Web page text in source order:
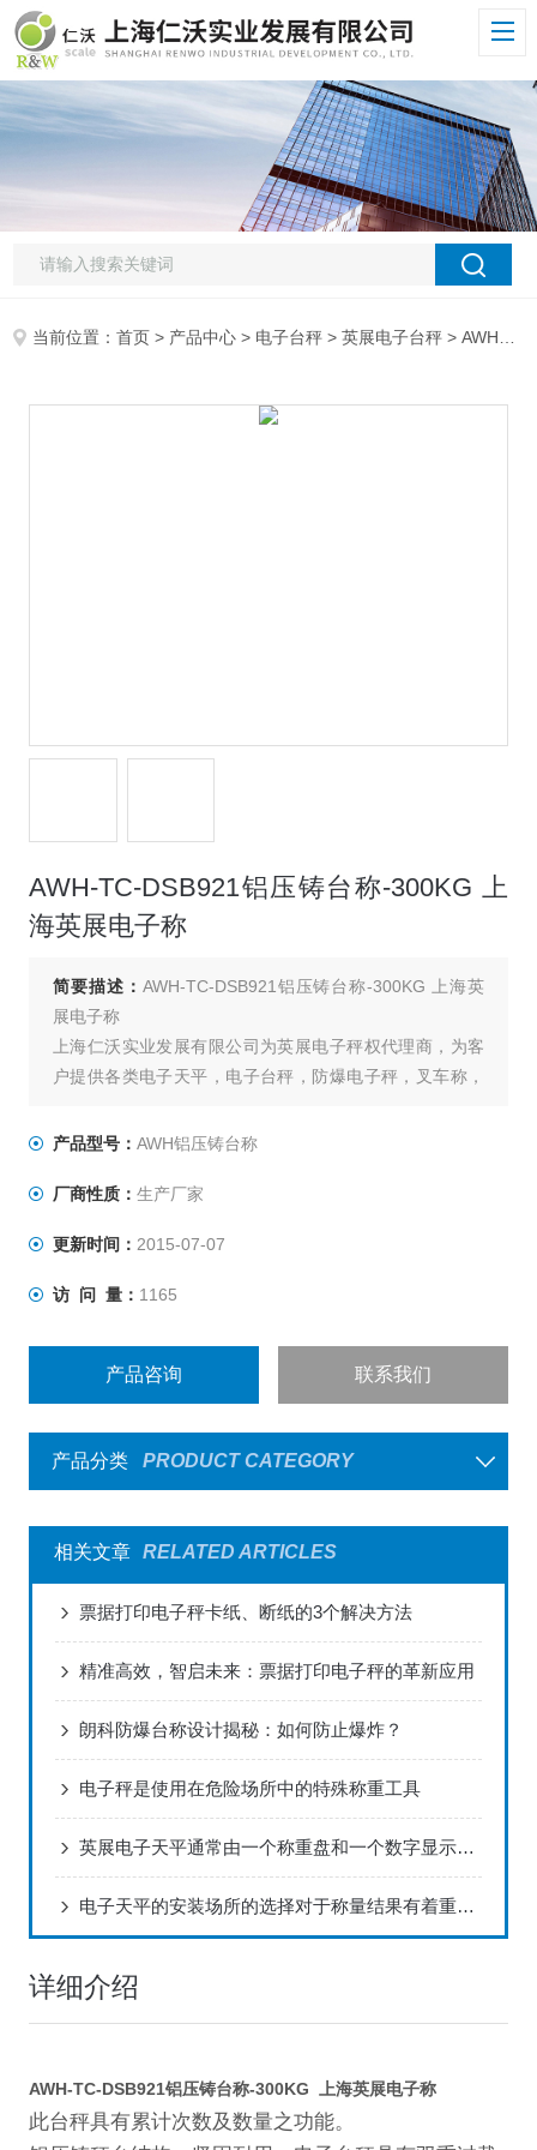
当前位置：首页 > 产品中心 > 电子台秤 >英展电子台秤 > AWH铝压铸台称AWH-TC-DSB921铝压铸台称-300KG 上海英展电子称
AWH-TC-DSB921铝压铸台称-300KG 上
海英展电子称
简要描述： AWH-TC-DSB921铝压铸台称-300KG 上海英
展电子称
上海仁沃实业发展有限公司为英展电子秤权代理商，为客
户提供各类电子天平，电子台秤，防爆电子秤，叉车称，
兴，昆山，杭州，全国联网服务，不用再为售后烦恼，让
：郭
产品型号： AWH铝压铸台称
厂商性质： 生产厂家
更新时间： 2015-07-07
访 问 量： 1165
产品咨询 联系我们
产品分类 PRODUCT CATEGORY
相关文章 RELATED ARTICLES
票据打印电子秤卡纸、断纸的3个解决方法
精准高效，智启未来：票据打印电子秤的革新应用
朗科防爆台称设计揭秘：如何防止爆炸？
电子秤是使用在危险场所中的特殊称重工具
英展电子天平通常由一个称重盘和一个数字显示屏组成
电子天平的安装场所的选择对于称量结果有着重要影响
详细介绍
AWH-TC-DSB921铝压铸台称-300KG 上海英展电子称
此台秤具有累计次数及数量之功能。